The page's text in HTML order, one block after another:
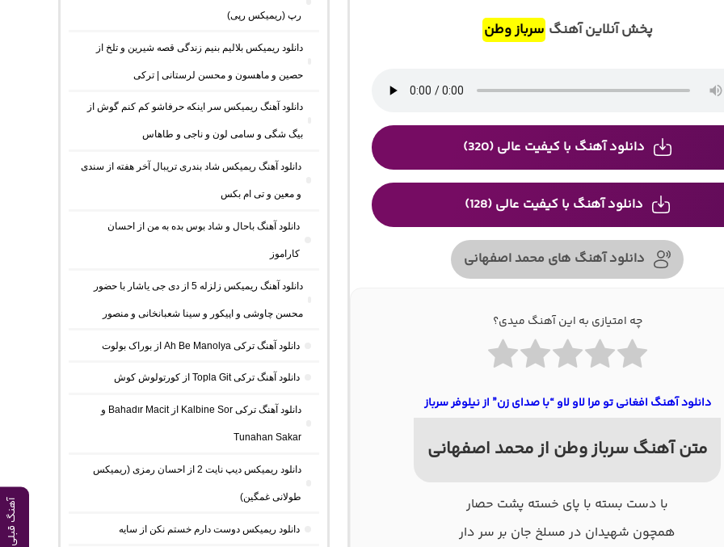
آهنگ قبلی
پخش آنلاین آهنگ سرباز وطن
دانلود آهنگ با کیفیت عالی (320)
دانلود آهنگ با کیفیت عالی (128)
دانلود آهنگ های محمد اصفهانی
چه امتیازی به این آهنگ میدی؟
دانلود آهنگ افغانی تو مرا لاو لاو “با صدای زن” از نیلوفر سرباز
متن آهنگ سرباز وطن از محمد اصفهانی
با دست بسته با پای خسته پشت حصار
همچون شهیدان در مسلخ جان بر سر دار
رپ (ریمیکس رپی)
دانلود ریمیکس بلالیم بنیم زندگی قصه شیرین و تلخ از
حصین و ماهسون و محسن لرستانی | ترکی
دانلود آهنگ ریمیکس سر اینکه حرفاشو کم کنم گوش از
بیگ شگی و سامی لون و ناجی و طاهاس
دانلود آهنگ ریمیکس شاد بندری تریبال آخر هفته از سندی
و معین و تی ام بکس
دانلود آهنگ باحال و شاد بوس بده به من از احسان
کاراموز
دانلود آهنگ ریمیکس زلزله 5 از دی جی یاشار با حضور
محسن چاوشی و اپیکور و سینا شعبانخانی و منصور
دانلود آهنگ ترکی Ah Be Manolya از بوراک بولوت
دانلود آهنگ ترکی Topla Git از کورتولوش کوش
دانلود آهنگ ترکی Kalbine Sor از Bahadır Macit و
Tunahan Sakar
دانلود ریمیکس دیپ نایت 2 از احسان رمزی (ریمیکس
طولانی غمگین)
دانلود ریمیکس دوست دارم خستم نکن از سایه